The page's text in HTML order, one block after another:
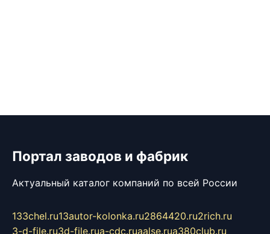
Портал заводов и фабрик
Актуальный каталог компаний по всей России
133chel.ru13autor-kolonka.ru2864420.ru2rich.ru
3-d-file.ru3d-file.rua-cdc.ruaalse.rua380club.ru